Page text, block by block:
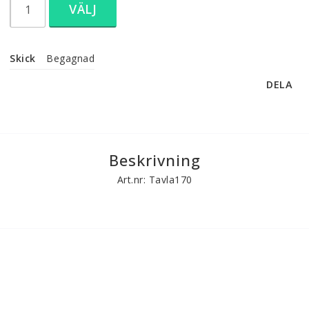
VÄLJ
Skick
Begagnad
DELA
Beskrivning
Art.nr: Tavla170